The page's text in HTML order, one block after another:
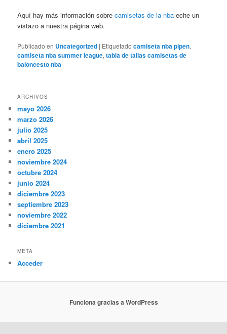
Aquí hay más información sobrecamisetas de la nba eche un
vistazo a nuestra página web.
Publicado en Uncategorized | Etiquetado camiseta nba pipen,
camiseta nba summer league,tabla de tallas camisetas de
baloncesto nba
ARCHIVOS
mayo 2026
marzo 2026
julio 2025
abril 2025
enero 2025
noviembre 2024
octubre 2024
junio 2024
diciembre 2023
septiembre 2023
noviembre 2022
diciembre 2021
META
Acceder
Funciona gracias a WordPress